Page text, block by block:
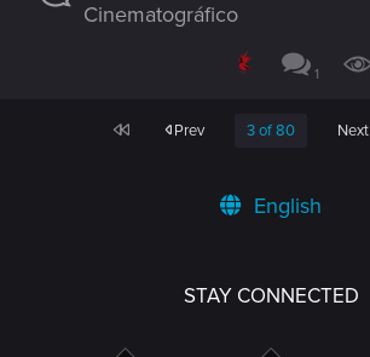
Cinematográfico
1
First Prev 3 of 80 Next
English
STAY CONNECTED